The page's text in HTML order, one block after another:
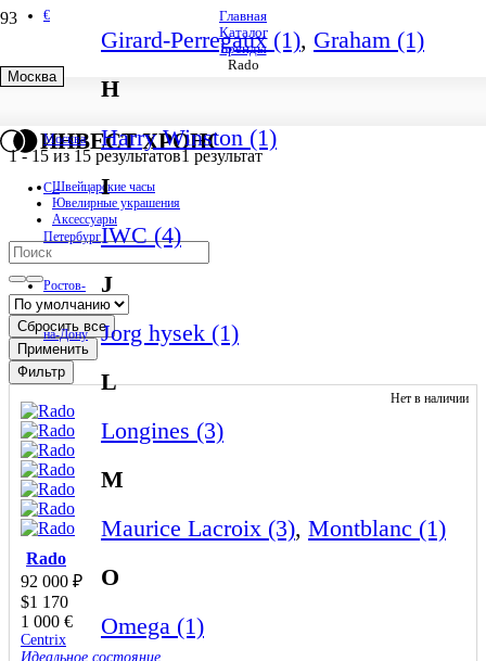
€
Москва
Москва
С.-
Петербург
Ростов-
на-Дону
Girard-Perregaux (1), Graham (1)
H
Harry Winston (1)
I
IWC (4)
J
Jorg hysek (1)
L
Longines (3)
M
Maurice Lacroix (3), Montblanc (1)
O
Omega (1)
ИНВЕСТ ХРОНО
Главная
Каталог
Бренды
Rado
1-15 из 15 результатов1 результат
Швейцарские часы
Ювелирные украшения
Аксессуары
Сбросить все
Применить
Фильтр
Нет в наличии
Rado
92 000 ₽
$1 170
1 000 €
Centrix
Идеальное состояние